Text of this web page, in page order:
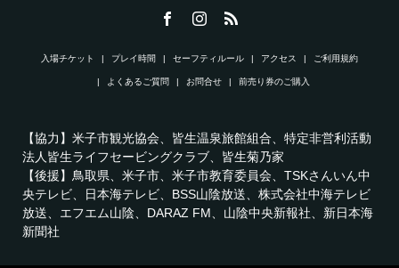
入場チケット プレイ時間 セーフティルール アクセス ご利用規約
よくあるご質問 お問合せ 前売り券のご購入
【協力】米子市観光協会、皆生温泉旅館組合、特定非営利活動
法人皆生ライフセービングクラブ、皆生菊乃家
【後援】鳥取県、米子市、米子市教育委員会、TSKさんいん中
央テレビ、日本海テレビ、BSS山陰放送、株式会社中海テレビ
放送、エフエム山陰、DARAZ FM、山陰中央新報社、新日本海
新聞社